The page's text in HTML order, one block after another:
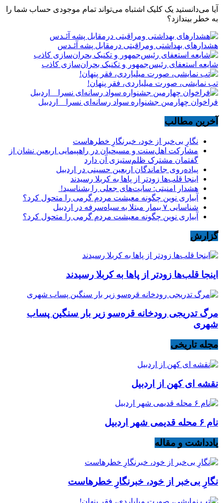
آیا می‌دانستید یک کلیک اشتباه می‌تواند تمام موجودی حساب شما را
به خطر بیندازد؟
هشدارهاى بهداشتى ومراقبتى درمقابل پشه آئـدس
شایعه استعفای رئیس‌جمهور و تکنیک بحران‌سازی کاذب
تب نمایشی، صورت میلیاردی، فقر پنهان!
فراخوان چهارمین جشنواره سواد رسانه‌ای نسرا _ اردبیل
آخرین مطالب
نگارِ بی‌خبر از خود، خبرنگارِ خطرهاست
مشارکت اهل‌سنت و مسیحیان در راهپیمایی اربعین نشان از
گفتمان مشترک ظلم‌ستیزی آن دارد
پیاده‌روی جاماندگان اربعین حسینی در اردبیل
اینجا قلب‌ها زودتر از پاها به کربلا رسیدند
هشدار امنیتی: سایت‌های جعلی را بشناسید!
آبیاری نوین چگونه معیشت مردم گرمی را متحول کرد؟
شناسایی ۷ بیمار مبتلا به سیاه‌سرفه در اردبیل
آبیاری نوین چگونه معیشت مردم گرمی را متحول کرد؟
گزارش
اینجا قلب‌ها زودتر از پاها به کربلا رسیدند
مرگ تدریجی رودخانه قره‌سو زیر بار سنگین پساب
شهری
مجله تاریخی
نقشه ای کهن از اردبیل
نام ۶ محله قدیمی شهر اردبیل
یادداشت و مقاله
نگارِ بی‌خبر از خود، خبرنگارِ خطرهاست